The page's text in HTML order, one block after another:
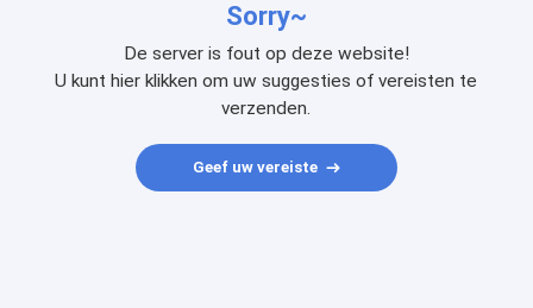
Sorry~
De server is fout op deze website!
U kunt hier klikken om uw suggesties of vereisten te
verzenden.
Geef uw vereiste